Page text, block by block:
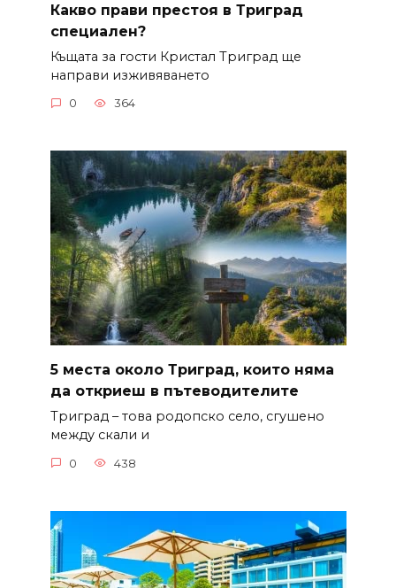
Какво прави престоя в Триград
специален?
Къщата за гости Кристал Триград ще
направи изживяването
0 364
5 места около Триград, които няма
да откриеш в пътеводителите
Триград – това родопско село, сгушено
между скали и
0 438